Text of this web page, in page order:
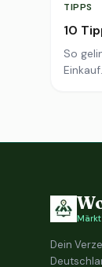
TIPPS
10
So
Einkauf.
Dein